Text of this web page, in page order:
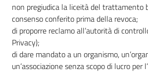
non pregiudica la liceità del trattamento
consenso conferito prima della revoca;
di proporre reclamo all’autorità di
Privacy);
di dare mandato a un organismo,
un’associazione senza scopo di lucro per